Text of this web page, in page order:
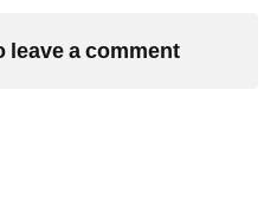
leave a comment